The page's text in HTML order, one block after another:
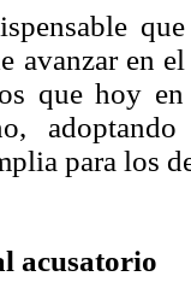
avanzar en
que hoy
para los
acusatorio